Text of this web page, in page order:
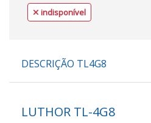
indisponível
DESCRIÇÃO TL4G8
LUTHOR TL-4G8